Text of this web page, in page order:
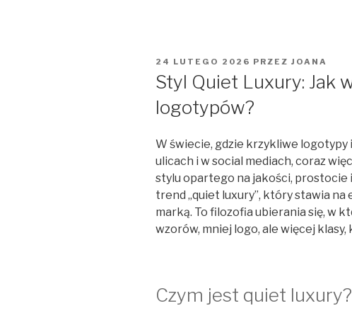
OPUBLIKOWANE
24 LUTEGO 2026 PRZEZ JOANA
Styl Quiet Luxury: Jak
logotypów?
W świecie, gdzie krzykliwe logotypy
ulicach i w social mediach, coraz
stylu opartego na jakości, prostocie
trend „quiet luxury”, który stawia
marką. To filozofia ubierania się, w
wzorów, mniej logo, ale więcej
Czym jest quiet luxury?